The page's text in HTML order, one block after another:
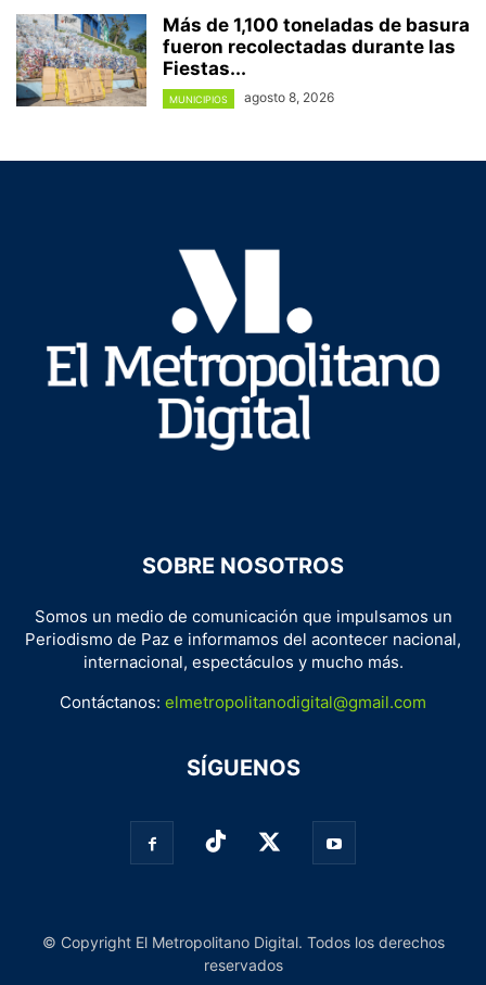
Más de 1,100 toneladas de basura
fueron recolectadas durante las
Fiestas...
MUNICIPIOS agosto 8, 2026
SOBRE NOSOTROS
Somos un medio de comunicación que impulsamos un
Periodismo de Paz e informamos del acontecer nacional,
internacional, espectáculos y mucho más.
Contáctanos: elmetropolitanodigital@gmail.com
SÍGUENOS
© Copyright El Metropolitano Digital. Todos los derechos
reservados